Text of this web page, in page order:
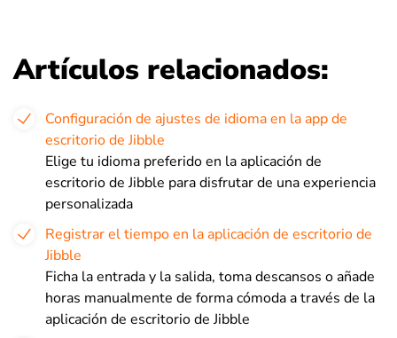
Artículos relacionados:
Configuración de ajustes de idioma en la app de
escritorio de Jibble
Elige tu idioma preferido en la aplicación de
escritorio de Jibble para disfrutar de una experiencia
personalizada
Registrar el tiempo en la aplicación de escritorio de
Jibble
Ficha la entrada y la salida, toma descansos o añade
horas manualmente de forma cómoda a través de la
aplicación de escritorio de Jibble